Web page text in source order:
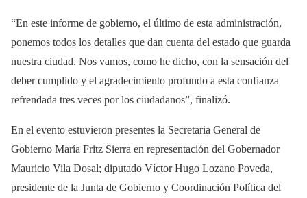
“En este informe de gobierno, el último de esta administración,
ponemos todos los detalles que dan cuenta del estado que guarda
nuestra ciudad. Nos vamos, como he dicho, con la sensación del
deber cumplido y el agradecimiento profundo a esta confianza
refrendada tres veces por los ciudadanos”, finalizó.
En el evento estuvieron presentes la Secretaria General de
Gobierno María Fritz Sierra en representación del Gobernador
Mauricio Vila Dosal; diputado Víctor Hugo Lozano Poveda,
presidente de la Junta de Gobierno y Coordinación Política del